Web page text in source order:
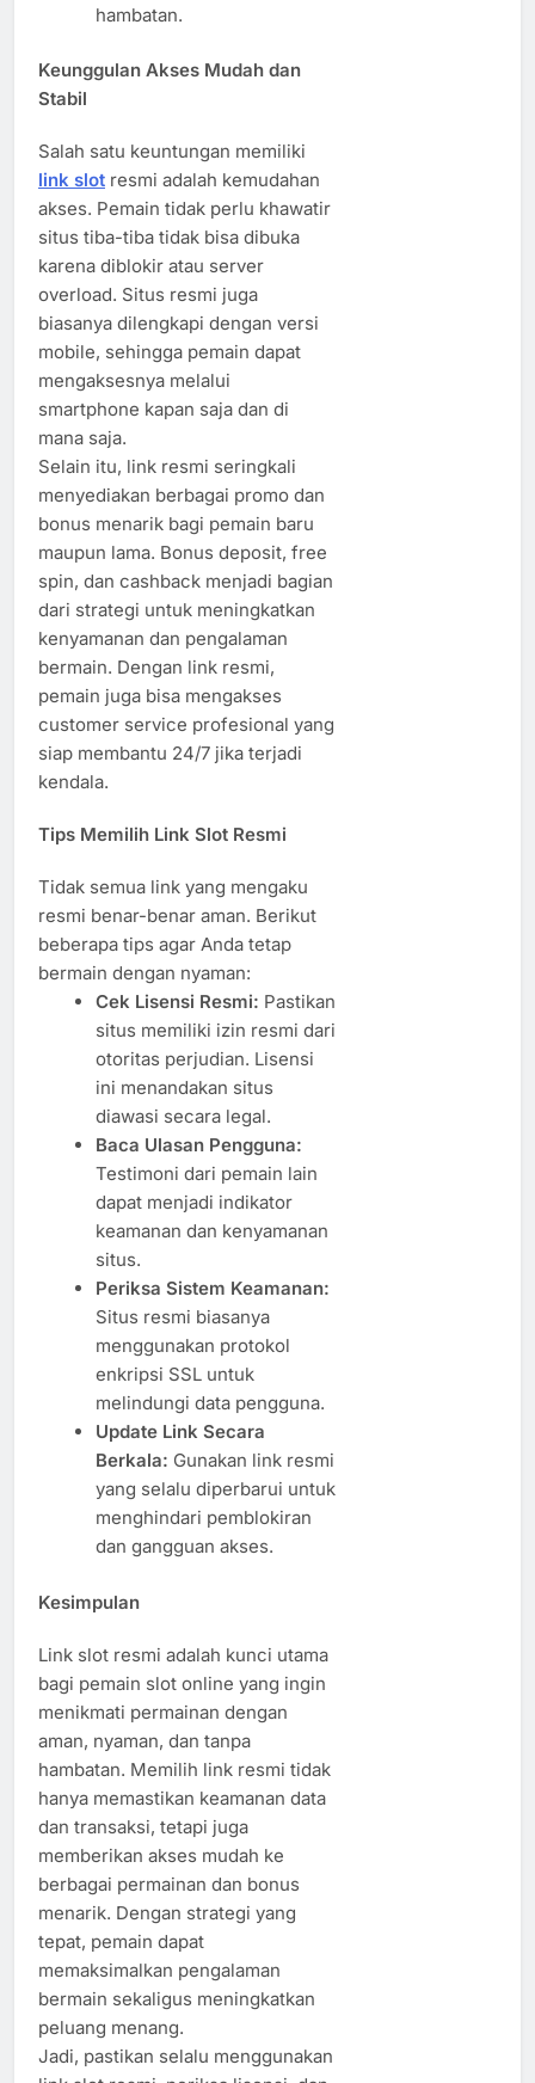
hambatan.
Keunggulan Akses Mudah dan
Stabil
Salah satu keuntungan memiliki
link slot resmi adalah kemudahan
akses. Pemain tidak perlu khawatir
situs tiba-tiba tidak bisa dibuka
karena diblokir atau server
overload. Situs resmi juga
biasanya dilengkapi dengan versi
mobile, sehingga pemain dapat
mengaksesnya melalui
smartphone kapan saja dan di
mana saja.
Selain itu, link resmi seringkali
menyediakan berbagai promo dan
bonus menarik bagi pemain baru
maupun lama. Bonus deposit, free
spin, dan cashback menjadi bagian
dari strategi untuk meningkatkan
kenyamanan dan pengalaman
bermain. Dengan link resmi,
pemain juga bisa mengakses
customer service profesional yang
siap membantu 24/7 jika terjadi
kendala.
Tips Memilih Link Slot Resmi
Tidak semua link yang mengaku
resmi benar-benar aman. Berikut
beberapa tips agar Anda tetap
bermain dengan nyaman:
Cek Lisensi Resmi: Pastikan
situs memiliki izin resmi dari
otoritas perjudian. Lisensi
ini menandakan situs
diawasi secara legal.
Baca Ulasan Pengguna:
Testimoni dari pemain lain
dapat menjadi indikator
keamanan dan kenyamanan
situs.
Periksa Sistem Keamanan:
Situs resmi biasanya
menggunakan protokol
enkripsi SSL untuk
melindungi data pengguna.
Update Link Secara
Berkala: Gunakan link resmi
yang selalu diperbarui untuk
menghindari pemblokiran
dan gangguan akses.
Kesimpulan
Link slot resmi adalah kunci utama
bagi pemain slot online yang ingin
menikmati permainan dengan
aman, nyaman, dan tanpa
hambatan. Memilih link resmi tidak
hanya memastikan keamanan data
dan transaksi, tetapi juga
memberikan akses mudah ke
berbagai permainan dan bonus
menarik. Dengan strategi yang
tepat, pemain dapat
memaksimalkan pengalaman
bermain sekaligus meningkatkan
peluang menang.
Jadi, pastikan selalu menggunakan